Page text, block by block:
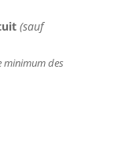
(sauf
minimum des